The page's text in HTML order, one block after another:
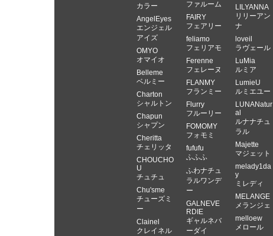
カラー
AngelEyes
エンジェル
アイズ
OMYO
オマイオ
Belleme
ベルミー
Charton
シャルトン
Chapun
シャプン
Cheritta
チェリッタ
CHOUCHO
U
チュチュ
Chu'sme
チューズミ
ー
Clainel
クレイネル
ファルーム
FAIRY
フェアリー
feliamo
フェリアモ
Ferenne
フェレーヌ
FLANMY
フランミー
Flurry
フルーリー
FOMOMY
フォモミ
fufufu
ふふふ
ふわナチュ
ラルワンデ
ー
GALNEVE
RDIE
ギャルネバ
ーダイ
LILYANNA
リリーアン
ナ
loveil
ラヴェール
LuMia
ルミア
LumieU
ルミエユー
LUNANatur
al
ルナナチュ
ラル
Majette
マジェット
melady1da
y
ミレディ
MELANGE
メランジェ
melloew
メロール